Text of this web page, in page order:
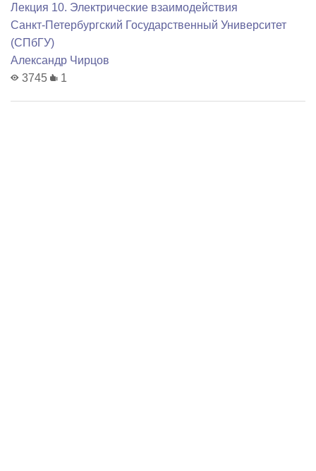
Лекция 10. Электрические взаимодействия
Санкт-Петербургский Государственный Университет
(СПбГУ)
Александр Чирцов
3745
1